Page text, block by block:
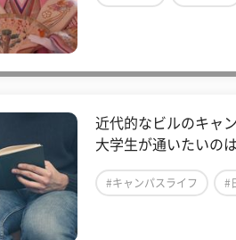
近代的なビルのキャ
大学生が通いたいの
#キャンパスライフ #